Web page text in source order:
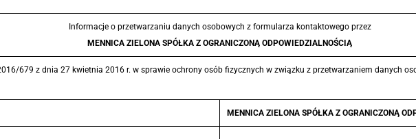
Informacje o przetwarzaniu danych osobowych z formularza kontaktowego przez
MENNICA ZIELONA SPÓŁKA Z OGRANICZONĄ ODPOWIEDZIALNOŚCIĄ
679 z dnia 27 kwietnia 2016 r. w sprawie ochrony osób fizycznych w związku z przetwarzaniem danych
MENNICA ZIELONA SPÓŁKA Z OGRANICZONĄ